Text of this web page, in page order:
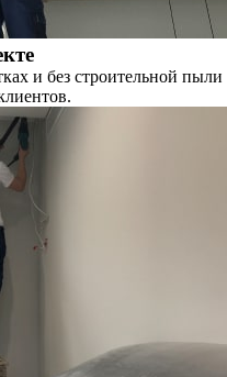
и без строительной пыли